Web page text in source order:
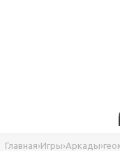
Главная›Игры›Аркады›